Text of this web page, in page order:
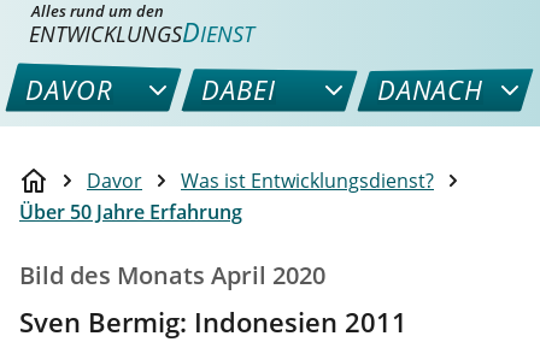
Alles rund um den
ENTWICKLUNGSDIENST
DAVOR DABEI DANACH
Davor
Was ist Entwicklungsdienst?
Über 50 Jahre Erfahrung
Bild des Monats April 2020
Sven Bermig: Indonesien 2011